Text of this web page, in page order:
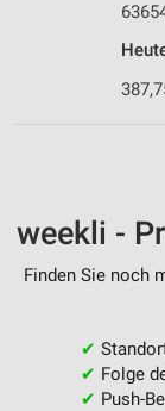
weekli -
Finden Sie noch
✔
✔ Folge
✔ Push-